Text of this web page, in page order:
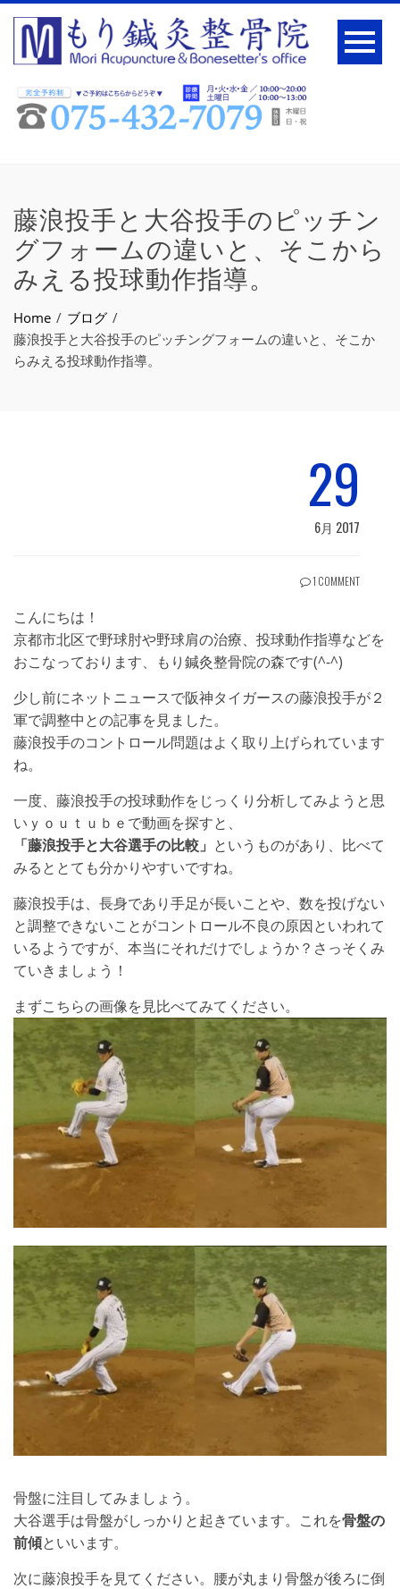
藤浪投手と大谷投手のピッチン
グフォームの違いと、そこから
みえる投球動作指導。
Home
ブログ
藤浪投手と大谷投手のピッチングフォームの違いと、そこか
らみえる投球動作指導。
29
6月 2017
1 COMMENT
こんにちは！
京都市北区で野球肘や野球肩の治療、投球動作指導などを
おこなっております、もり鍼灸整骨院の森です(^-^)
少し前にネットニュースで阪神タイガースの藤浪投手が２
軍で調整中との記事を見ました。
藤浪投手のコントロール問題はよく取り上げられています
ね。
一度、藤浪投手の投球動作をじっくり分析してみようと思
いｙｏｕｔｕｂｅで動画を探すと、
「藤浪投手と大谷選手の比較」 というものがあり、比べて
みるととても分かりやすいですね。
藤浪投手は、長身であり手足が長いことや、数を投げない
と調整できないことがコントロール不良の原因といわれて
いるようですが、本当にそれだけでしょうか？さっそくみ
ていきましょう！
まずこちらの画像を見比べてみてください。
骨盤に注目してみましょう。
大谷選手は骨盤がしっかりと起きています。これを骨盤の
前傾といいます。
次に藤浪投手を見てください。腰が丸まり骨盤が後ろに倒